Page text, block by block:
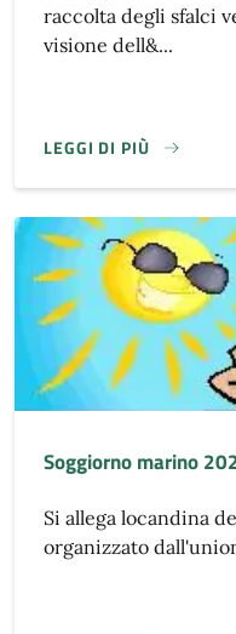
raccolta degli sfalci
visione dell&...
LEGGI DI PIÙ
Soggiorno marino
Si allega locandina
organizzato